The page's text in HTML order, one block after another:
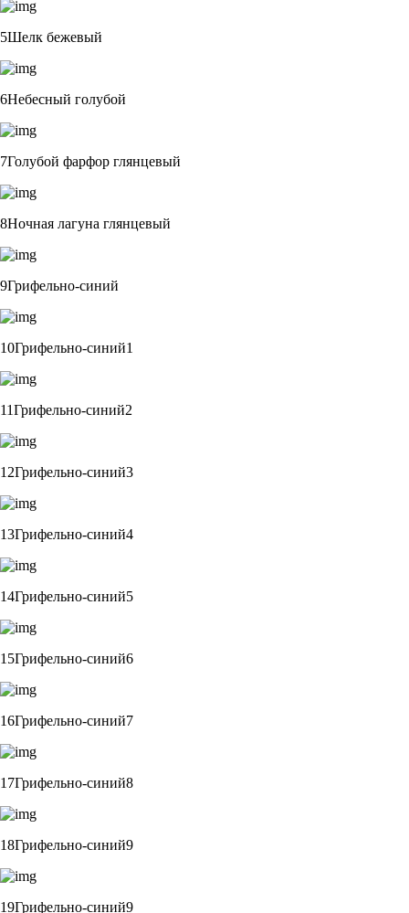
5Шелк бежевый
6Небесный голубой
7Голубой фарфор глянцевый
8Ночная лагуна глянцевый
9Грифельно-синий
10Грифельно-синий1
11Грифельно-синий2
12Грифельно-синий3
13Грифельно-синий4
14Грифельно-синий5
15Грифельно-синий6
16Грифельно-синий7
17Грифельно-синий8
18Грифельно-синий9
19Грифельно-синий9